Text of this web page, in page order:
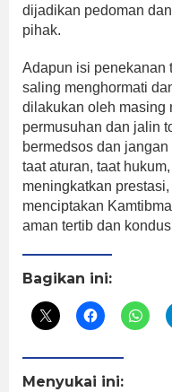
dijadikan pedoman
pihak.
Adapun isi penekanan
saling menghormati
dilakukan oleh masing
permusuhan dan jalin
bermedsos dan
taat aturan, taat
meningkatkan
menciptakan
aman tertib dan
Bagikan ini:
Menyukai ini: